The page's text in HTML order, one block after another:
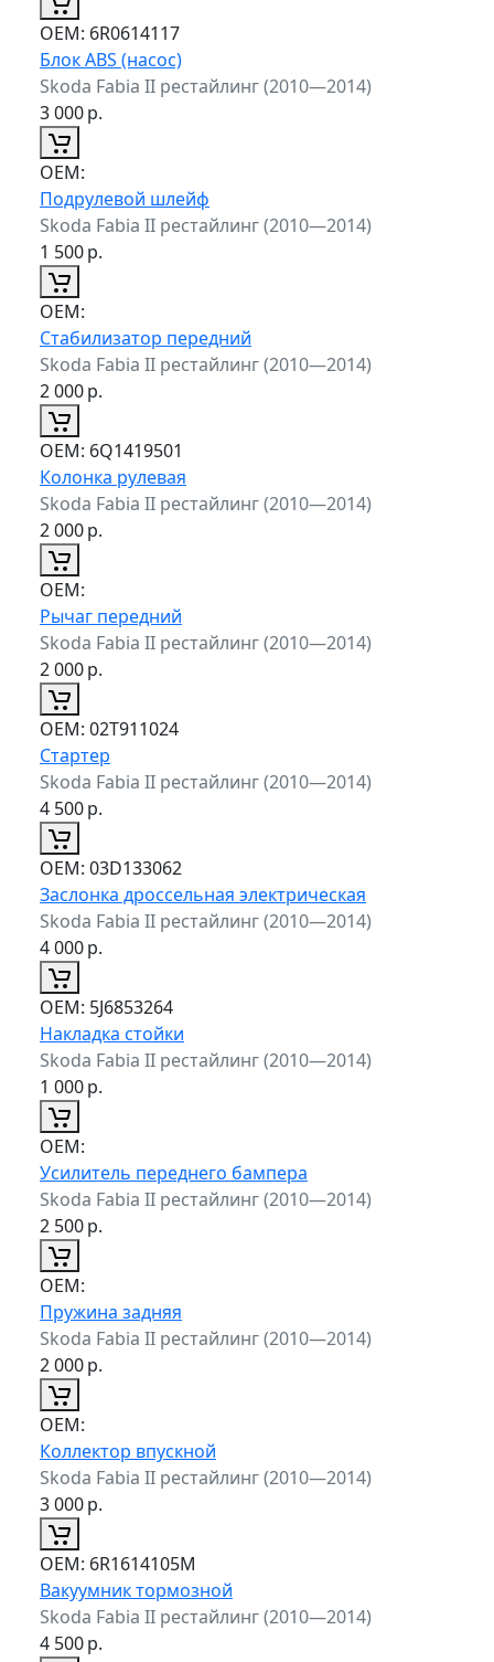
ОЕМ: 6R0614117
Блок ABS (насос)
Skoda Fabia II рестайлинг (2010—2014)
3 000р.
ОЕМ:
Подрулевой шлейф
Skoda Fabia II рестайлинг (2010—2014)
1 500р.
ОЕМ:
Стабилизатор передний
Skoda Fabia II рестайлинг (2010—2014)
2 000р.
ОЕМ: 6Q1419501
Колонка рулевая
Skoda Fabia II рестайлинг (2010—2014)
2 000р.
ОЕМ:
Рычаг передний
Skoda Fabia II рестайлинг (2010—2014)
2 000р.
ОЕМ: 02T911024
Стартер
Skoda Fabia II рестайлинг (2010—2014)
4 500р.
ОЕМ: 03D133062
Заслонка дроссельная электрическая
Skoda Fabia II рестайлинг (2010—2014)
4 000р.
ОЕМ: 5J6853264
Накладка стойки
Skoda Fabia II рестайлинг (2010—2014)
1 000р.
ОЕМ:
Усилитель переднего бампера
Skoda Fabia II рестайлинг (2010—2014)
2 500р.
ОЕМ:
Пружина задняя
Skoda Fabia II рестайлинг (2010—2014)
2 000р.
ОЕМ:
Коллектор впускной
Skoda Fabia II рестайлинг (2010—2014)
3 000р.
ОЕМ: 6R1614105M
Вакуумник тормозной
Skoda Fabia II рестайлинг (2010—2014)
4 500р.